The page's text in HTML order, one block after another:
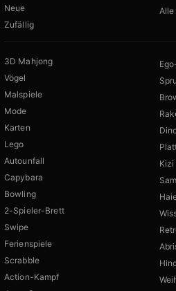
Neue
Zufällig
Alle
3D Mahjong
Vögel
Malspiele
Mode
Karten
Lego
Autounfall
Capybara
Bowling
2-Spieler-Brett
Swipe
Ferienspiele
Scrabble
Action-Kampf
Kizi